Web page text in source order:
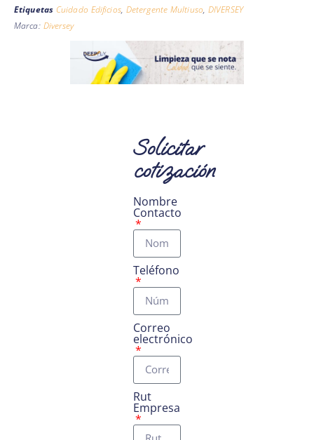
Etiquetas Cuidado Edificios, Detergente Multiuso,DIVERSEY
Marca: Diversey
Solicitar
cotización
Nombre
Contacto
Teléfono
Correo
electrónico
Rut
Empresa